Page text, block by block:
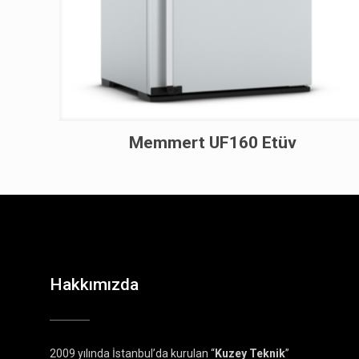
Memmert UF160 Etüv
Hakkımızda
2009 yılında İstanbul’da kurulan “Kuzey Teknik”